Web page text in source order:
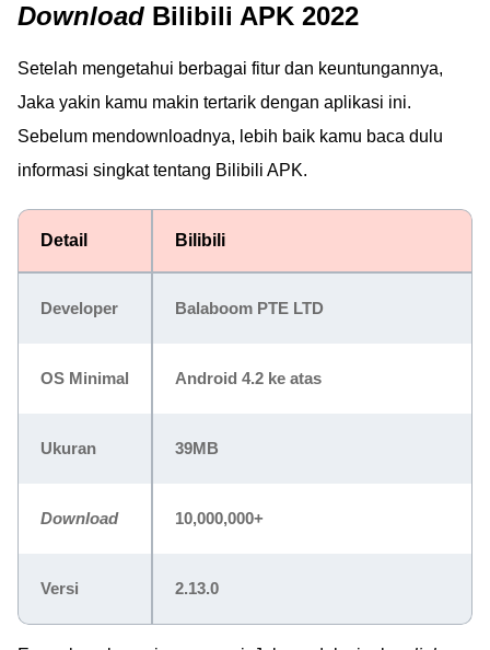
Download Bilibili APK 2022
Setelah mengetahui berbagai fitur dan keuntungannya,
Jaka yakin kamu makin tertarik dengan aplikasi ini.
Sebelum mendownloadnya, lebih baik kamu baca dulu
informasi singkat tentang Bilibili APK.
Detail Bilibili
Developer Balaboom PTE LTD
OS Minimal Android 4.2 ke atas
Ukuran 39MB
Download 10,000,000+
Versi 2.13.0